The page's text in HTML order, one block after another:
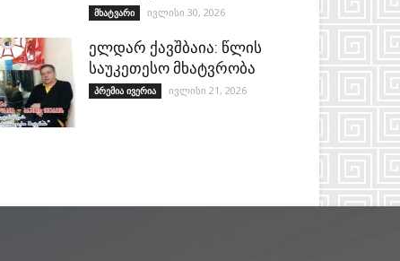
მხატვარი ივლისი 30, 2026
ელდარ ქავშბაია: წლის
საუკეთესო მხატვრობა
პრემია ივერია ივლისი 21, 2026